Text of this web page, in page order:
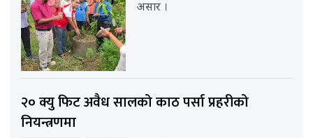
असार ।
२० क्यु फिट अवैध सालको काठ पर्सा प्रहरीको
नियन्त्रणमा